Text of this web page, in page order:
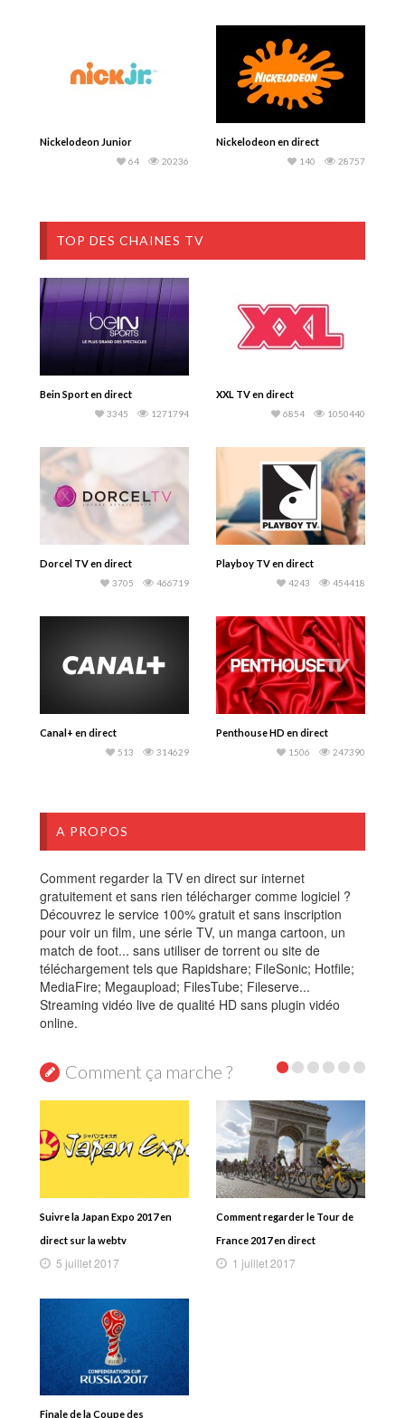
Nickelodeon Junior
20236
64
Nickelodeon en direct
28757
140
TOP DES CHAINES TV
Bein Sport en direct
1271794
3345
XXL TV en direct
1050440
6854
Dorcel TV en direct
466719
3705
Playboy TV en direct
454418
4243
Canal+ en direct
314629
513
Penthouse HD en direct
247390
1506
A PROPOS
Comment regarder la TV en direct sur internet
gratuitement et sans rien télécharger comme logiciel ?
Découvrez le service 100% gratuit et sans inscription
pour voir un film, une série TV, un manga cartoon, un
match de foot... sans utiliser de torrent ou site de
téléchargement tels que Rapidshare; FileSonic; Hotfile;
MediaFire; Megaupload; FilesTube; Fileserve...
Streaming vidéo live de qualité HD sans plugin vidéo
online.
Comment ça marche ?
Suivre la Japan Expo 2017 en
direct sur la webtv
5 juillet 2017
Comment regarder le Tour de
France 2017 en direct
1 juillet 2017
Finale de la Coupe des